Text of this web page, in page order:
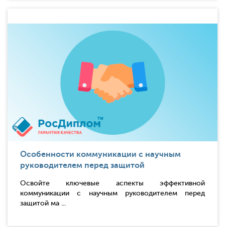
Особенности коммуникации с научным
руководителем перед защитой
Освойте ключевые аспекты эффективной
коммуникации с научным руководителем перед
защитой ма ...